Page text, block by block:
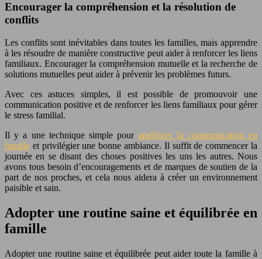
Encourager la compréhension et la résolution de
conflits
Les conflits sont inévitables dans toutes les familles, mais apprendre
à les résoudre de manière constructive peut aider à renforcer les liens
familiaux. Encourager la compréhension mutuelle et la recherche de
solutions mutuelles peut aider à prévenir les problèmes futurs.
Avec ces astuces simples, il est possible de promouvoir une
communication positive et de renforcer les liens familiaux pour gérer
le stress familial.
Il y a une technique simple pouraméliorer la communication en
famille et privilégier une bonne ambiance. Il suffit de commencer la
journée en se disant des choses positives les uns les autres. Nous
avons tous besoin d’encouragements et de marques de soutien de la
part de nos proches, et cela nous aidera à créer un environnement
paisible et sain.
Adopter une routine saine et équilibrée en
famille
Adopter une routine saine et équilibrée peut aider toute la famille à